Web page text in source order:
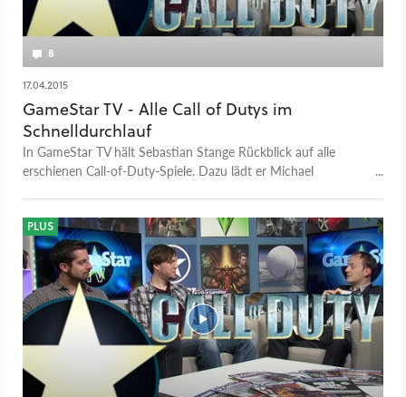
8
17.04.2015
GameStar TV - Alle Call of Dutys im
Schnelldurchlauf
In GameStar TV hält Sebastian Stange Rückblick auf alle
erschienen Call-of-Duty-Spiele. Dazu lädt er Michael
PLUS